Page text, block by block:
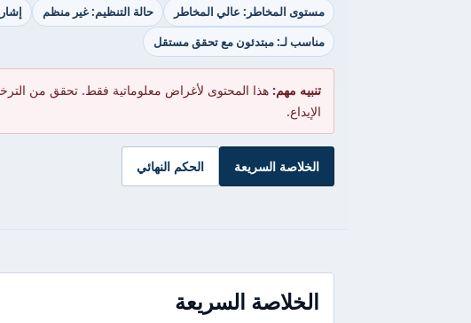
مستوى المخاطر: عالي المخاطر حالة التنظيم: غير منظم
مناسب لـ: مبتدئون مع تحقق مستقل
تنبيه مهم: هذا المحتوى لأغراض معلوماتية فقط. تحقق من
الإيداع.
الخلاصة السريعة الحكم النهائي
الخلاصة السريعة